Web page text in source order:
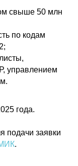
свыше 50 млн
по кодам
управлением
года.
подачи заявки
.